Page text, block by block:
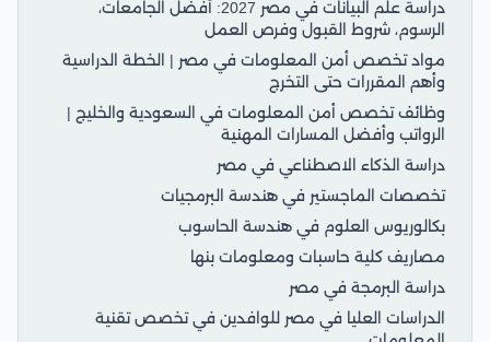
دراسة علم البيانات في مصر 2027: أفضل الجامعات،
الرسوم، شروط القبول وفرص العمل
مواد تخصص أمن المعلومات في مصر | الخطة الدراسية
وأهم المقررات حتى التخرج
وظائف تخصص أمن المعلومات في السعودية والخليج |
الرواتب وأفضل المسارات المهنية
دراسة الذكاء الاصطناعي في مصر
تخصصات الماجستير في هندسة البرمجيات
بكالوريوس العلوم في هندسة الحاسوب
مصاريف كلية حاسبات ومعلومات بنها
دراسة البرمجة في مصر
الدراسات العليا في مصر للوافدين في تخصص تقنية